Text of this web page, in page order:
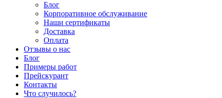
Блог
Корпоративное обслуживание
Наши сертификаты
Доставка
Оплата
Отзывы о нас
Блог
Примеры работ
Прейскурант
Контакты
Что случилось?